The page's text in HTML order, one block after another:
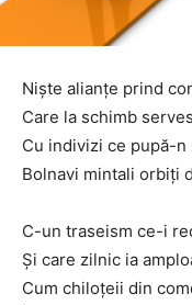
Niște alianțe prind
Care la schimb
Cu indivizi ce pupă-n
Bolnavi mintali orbiți
C-un traseism ce-i
Și care zilnic ia
Cum chiloțeii din